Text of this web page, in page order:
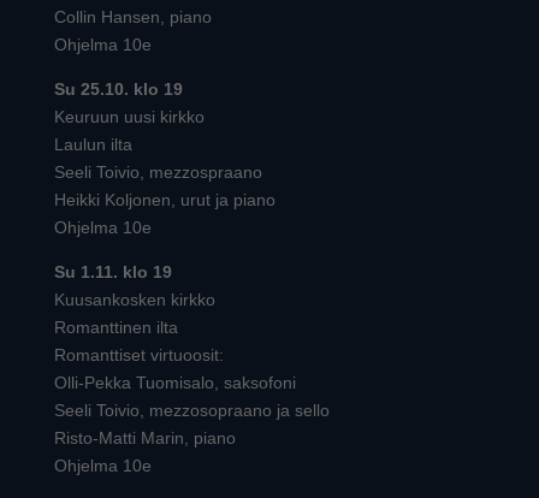
Collin Hansen, piano
Ohjelma 10e
Su 25.10. klo 19
Keuruun uusi kirkko
Laulun ilta
Seeli Toivio, mezzospraano
Heikki Koljonen, urut ja piano
Ohjelma 10e
Su 1.11. klo 19
Kuusankosken kirkko
Romanttinen ilta
Romanttiset virtuoosit:
Olli-Pekka Tuomisalo, saksofoni
Seeli Toivio, mezzosopraano ja sello
Risto-Matti Marin, piano
Ohjelma 10e